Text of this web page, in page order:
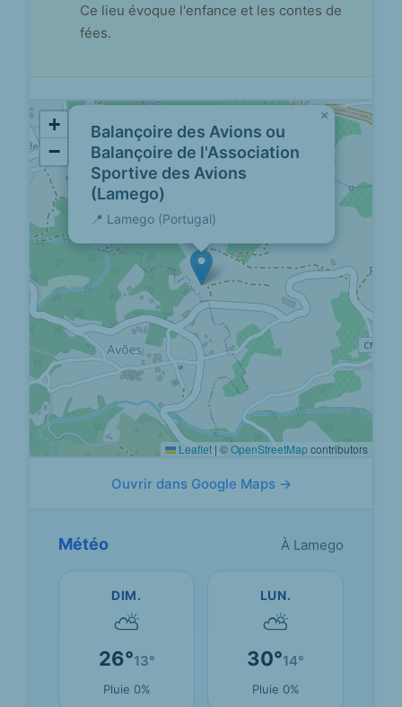
Ce lieu évoque l'enfance et les contes de
fées.
Balançoire des Avions ou
Balançoire de l'Association
Sportive des Avions
(Lamego)
📍 Lamego (Portugal)
×
+
−
Leaflet | ©OpenStreetMapcontributors
Ouvrir dans Google Maps →
Météo À Lamego
DIM.
⛅
26°13°
Pluie 0%
LUN.
⛅
30°14°
Pluie 0%